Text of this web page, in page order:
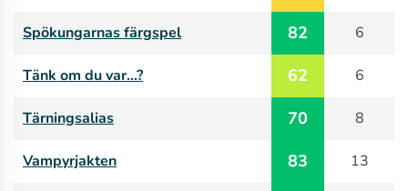
Spökungarnas färgspel 82 6
Tänk om du var…? 62 6
Tärningsalias 70 8
Vampyrjakten 83 13